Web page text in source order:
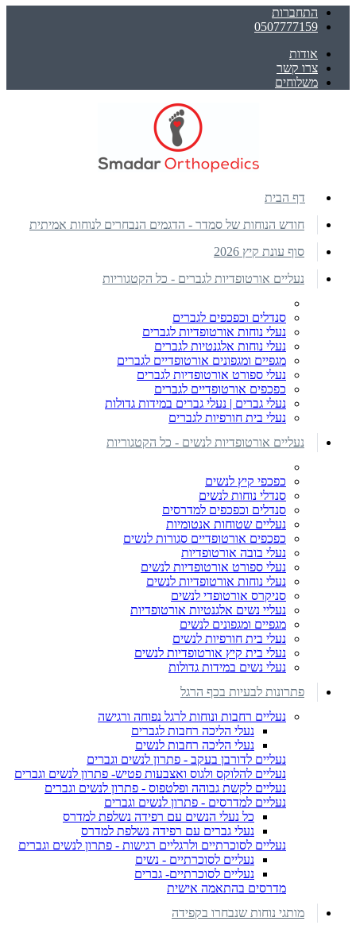
התחברות
0507777159
אודות
צרו קשר
משלוחים
דף הבית
חודש הנוחות של סמדר - הדגמים הנבחרים לנוחות אמיתית
סוף עונת קיץ 2026
נעליים אורטופדיות לגברים - כל הקטגוריות
סנדלים וכפכפים לגברים
נעלי נוחות אורטופדיות לגברים
נעלי נוחות אלגנטיות לגברים
מגפיים ומגפונים אורטופדיים לגברים
נעלי ספורט אורטופדיות לגברים
כפכפים אורטופדיים לגברים
נעלי גברים | נעלי גברים במידות גדולות
נעלי בית חורפיות לגברים
נעליים אורטופדיות לנשים - כל הקטגוריות
כפכפי קיץ לנשים
סנדלי נוחות לנשים
סנדלים וכפכפים למדרסים
נעליים שטוחות אנטומיות
כפכפים אורטופדיים סגורות לנשים
נעלי בובה אורטופדיות
נעלי ספורט אורטופדיות לנשים
נעלי נוחות אורטופדיות לנשים
סניקרס אורטופדי לנשים
נעליי נשים אלגנטיות אורטופדיות
מגפיים ומגפונים לנשים
נעלי בית חורפיות לנשים
נעלי בית קיץ אורטופדיות לנשים
נעלי נשים במידות גדולות
פתרונות לבעיות בכף הרגל
נעליים רחבות ונוחות לרגל נפוחה ורגישה
נעלי הליכה רחבות לגברים
נעלי הליכה רחבות לנשים
נעליים לדורבן בעקב - פתרון לנשים וגברים
נעליים להלוקס ולגוס ואצבעות פטיש- פתרון לנשים וגברים
נעליים לקשת גבוהה ופלטפוס - פתרון לנשים וגברים
נעליים למדרסים - פתרון לנשים וגברים
כל נעלי הנשים עם רפידה נשלפת למדרס
נעלי גברים עם רפידה נשלפת למדרס
נעליים לסוכרתיים ולרגליים רגישות - פתרון לנשים וגברים
נעליים לסוכרתיים - נשים
נעליים לסוכרתיים- גברים
מדרסים בהתאמה אישית
מותגי נוחות שנבחרו בקפידה